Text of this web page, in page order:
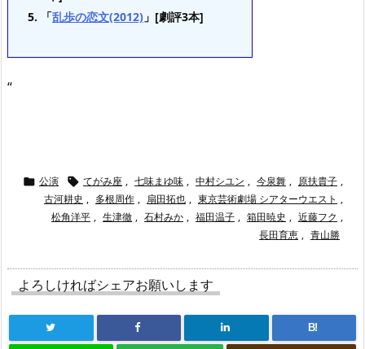
「乱歩の恋文(2012) 」[劇評3本]
“
 公演  てがみ座 , 七味まゆ味 , 中村シユン , 今泉舞 , 原扶貴子 ,
古河耕史 , 多根周作 , 扇田拓也 , 東京芸術劇場 シアターウエスト ,
松角洋平 , 生津徹 , 石村みか , 福田温子 , 箱田暁史 , 近藤フク ,
長田育恵 , 青山勝
よろしければシェアお願いします
B!